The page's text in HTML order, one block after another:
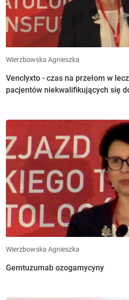
Wierzbowska Agnieszka
Venclyxto - czas na przełom w
pacjentów niekwalifikujących się
Wierzbowska Agnieszka
Gemtuzumab ozogamycyny